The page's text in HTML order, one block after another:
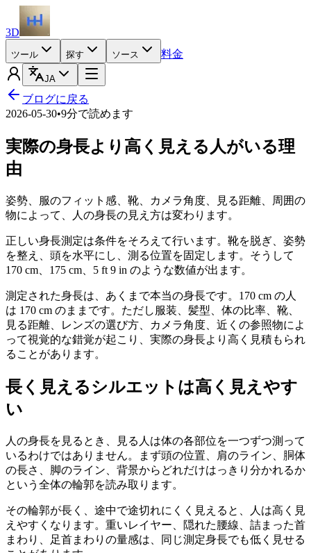
3D
ツール 探す ソース 料金
JA
ブログに戻る
2026-05-30•9分で読めます
実際の身長より高く見える人がいる理
由
姿勢、服のフィット感、靴、カメラ角度、見る距離、周囲の
物によって、人の身長の見え方は変わります。
正しい身長測定は条件をそろえて行います。靴を脱ぎ、姿勢
を整え、頭を水平にし、測る位置を固定します。そうして
170 cm、175 cm、5 ft 9 in のような数値が出ます。
測定された身長は、あくまで本当の身長です。170 cm の人
は 170 cm のままです。ただし服装、髪型、体の比率、靴、
見る距離、レンズの選び方、カメラ角度、近くの参照物によ
って視覚的な錯覚が起こり、実際の身長より高く見積もられ
ることがあります。
長く見えるシルエットは高く見えやす
い
人の身長を見るとき、見る人は体の各部位を一つずつ測って
いるわけではありません。まず頭の位置、肩のライン、胴体
の長さ、脚のライン、背景からどれだけはっきり分かれるか
という全体の輪郭を読み取ります。
その輪郭が長く、途中で途切れにくく見えると、人は高く見
えやすくなります。重いレイヤー、隠れた腰線、詰まった首
まわり、足首まわりの量感は、同じ測定身長でも低く見せる